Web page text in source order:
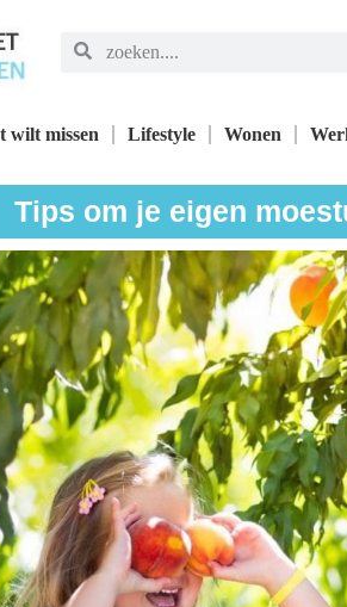
wilt missen Lifestyle Wonen
Tips om je eigen